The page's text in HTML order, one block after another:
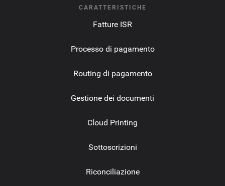
CARATTERISTICHE
Fatture ISR
Processo di pagamento
Routing di pagamento
Gestione dei documenti
Cloud Printing
Sottoscrizioni
Riconciliazione